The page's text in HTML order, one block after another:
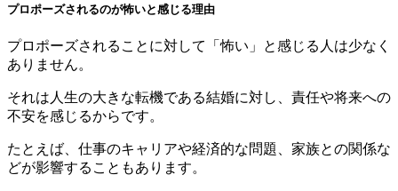
プロポーズされるのが怖いと感じる理由
プロポーズされることに対して「怖い」と感じる人は少なく
ありません。
それは人生の大きな転機である結婚に対し、責任や将来への
不安を感じるからです。
たとえば、仕事のキャリアや経済的な問題、家族との関係な
どが影響することもあります。